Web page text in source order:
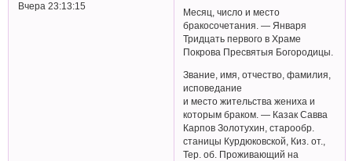
Вчера 23:13:15
Месяц, число и место
бракосочетания. — Января
Тридцать первого в Храме
Покрова Пресвятыя Богородицы.
Звание, имя, отчество, фамилия,
исповедание
и место жительства жениха и
которым браком. — Казак Савва
Карпов Золотухин, старообр.
станицы Курдюковской, Киз. от.,
Тер. об. Проживающий на